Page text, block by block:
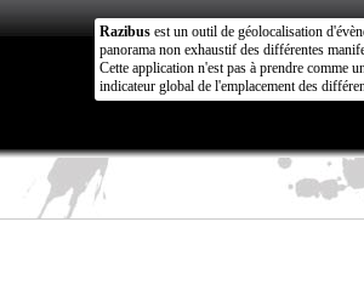
Razibus est un outil de géolocalisation
panorama non exhaustif des différentes
Cette application n'est pas à prendre comme
indicateur global de l'emplacement des